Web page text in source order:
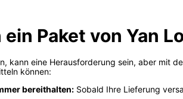
ein Paket von Yan
kann eine Herausforderung sein, aber mit
können:
bereithalten: Sobald Ihre Lieferung